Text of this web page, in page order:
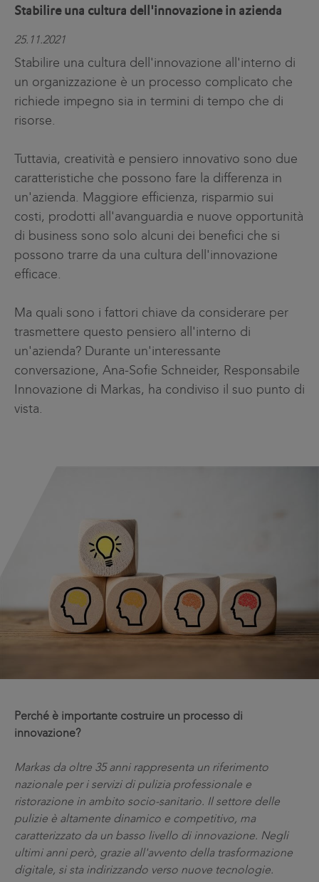
Stabilire una cultura dell'innovazione in azienda
25.11.2021
Stabilire una cultura dell'innovazione all'interno di
un organizzazione è un processo complicato che
richiede impegno sia in termini di tempo che di
risorse.
Tuttavia, creatività e pensiero innovativo sono due
caratteristiche che possono fare la differenza in
un'azienda. Maggiore efficienza, risparmio sui
costi, prodotti all'avanguardia e nuove opportunità
di business sono solo alcuni dei benefici che si
possono trarre da una cultura dell'innovazione
efficace.
Ma quali sono i fattori chiave da considerare per
trasmettere questo pensiero all'interno di
un'azienda? Durante un'interessante
conversazione, Ana-Sofie Schneider, Responsabile
Innovazione di Markas, ha condiviso il suo punto di
vista.
Perché è importante costruire un processo di
innovazione?
Markas da oltre 35 anni rappresenta un riferimento
nazionale per i servizi di pulizia professionale e
ristorazione in ambito socio-sanitario. Il settore delle
pulizie è altamente dinamico e competitivo, ma
caratterizzato da un basso livello di innovazione. Negli
ultimi anni però, grazie all'avvento della trasformazione
digitale, si sta indirizzando verso nuove tecnologie.